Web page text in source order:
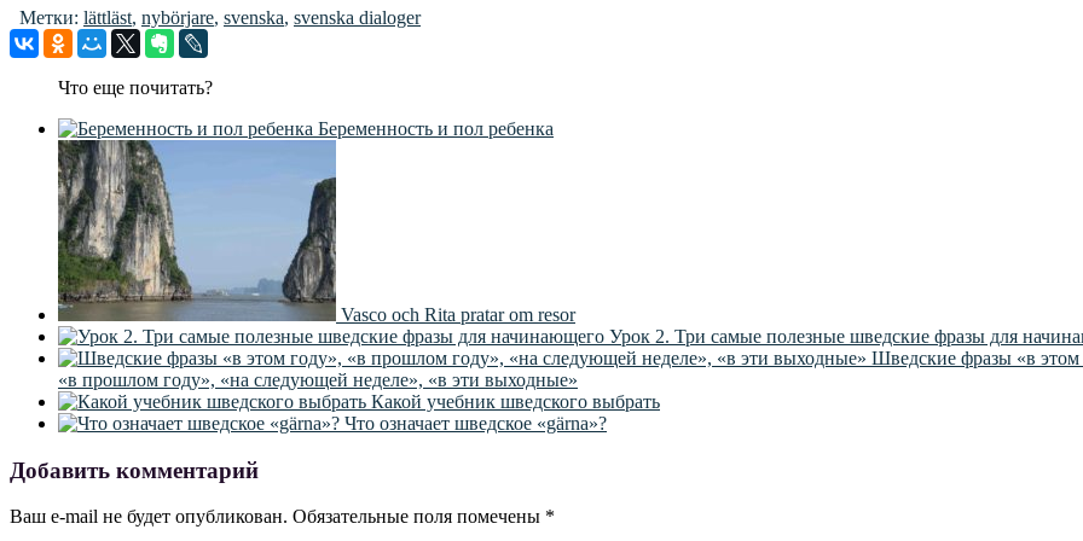
Метки: lättläst, nybörjare, svenska, svenska dialoger
Что еще почитать?
Беременность и пол ребенка
Vasco och Rita pratar om resor
Урок 2. Три самые полезные шведские фразы для
Шведские фразы «в этом
«в прошлом году», «на следующей неделе», «в эти выходные»
Какой учебник шведского выбрать
Что означает шведское «gärna»?
Добавить комментарий
Ваш e-mail не будет опубликован. Обязательные поля помечены *